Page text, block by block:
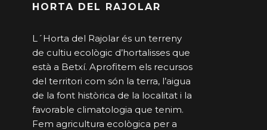
HORTA DEL RAJOLAR
L´Horta del Rajolar és un terreny
de cultiu ecològic d’hortalisses que
està a Betxí. Aprofitem els recursos
del territori com són la terra, l’aigua
de la font històrica de la localitat i la
favorable climatologia que tenim.
Fem agricultura ecològica per a